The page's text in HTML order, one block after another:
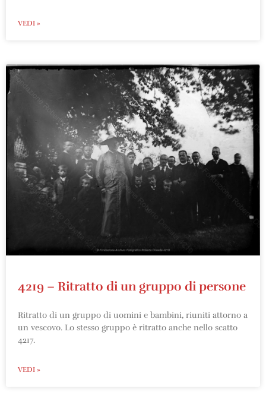
VEDI »
4219 – Ritratto di un gruppo di persone
Ritratto di un gruppo di uomini e bambini, riuniti attorno a
un vescovo. Lo stesso gruppo è ritratto anche nello scatto
4217.
VEDI »